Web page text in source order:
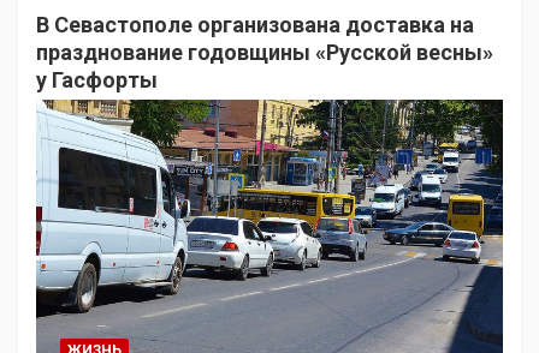
В Севастополе организована доставка на
празднование годовщины «Русской весны»
у Гасфорты